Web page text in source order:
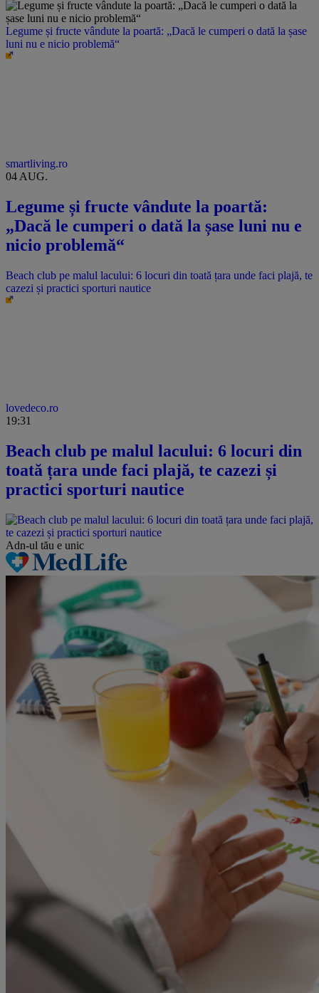
Legume și fructe vândute la poartă: „Dacă le cumperi o dată la șase
luni nu e nicio problemă“
smartliving.ro
04 AUG.
Legume și fructe vândute la poartă:
„Dacă le cumperi o dată la șase luni nu e
nicio problemă“
Beach club pe malul lacului: 6 locuri din toată țara unde faci plajă, te
cazezi și practici sporturi nautice
lovedeco.ro
19:31
Beach club pe malul lacului: 6 locuri din
toată țara unde faci plajă, te cazezi și
practici sporturi nautice
Adn-ul tău e unic